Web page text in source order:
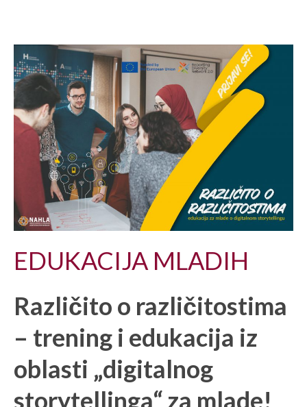
EDUKACIJA MLADIH
Različito o različitostima
– trening i edukacija iz
oblasti „digitalnog
storytellinga“ za mlade!